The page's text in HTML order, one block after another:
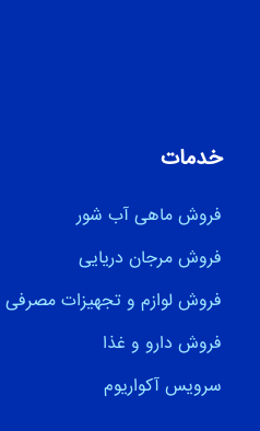
خدمات
فروش ماهی آب شور
فروش مرجان دریایی
فروش لوازم و تجهیزات مصرفی
فروش دارو و غذا
سرویس آکواریوم